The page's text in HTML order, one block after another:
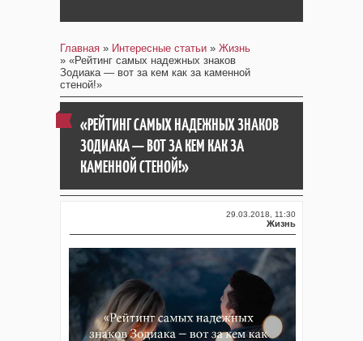
Главная » Интересные статьи » Жизнь
» «Рейтинг самых надежных знаков
Зодиака — вот за кем как за каменной
стеной!»
«РЕЙТИНГ САМЫХ НАДЕЖНЫХ ЗНАКОВ
ЗОДИАКА — ВОТ ЗА КЕМ КАК ЗА
КАМЕННОЙ СТЕНОЙ!»
29.03.2018, 11:30
Жизнь